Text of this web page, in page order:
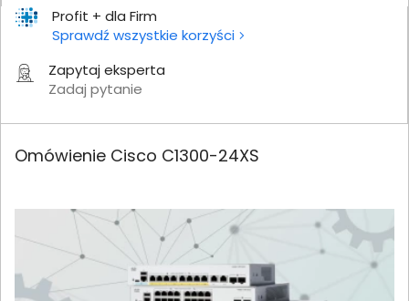
Profit + dla Firm
Sprawdź wszystkie korzyści
Zapytaj eksperta
Zadaj pytanie
Omówienie Cisco C1300-24XS